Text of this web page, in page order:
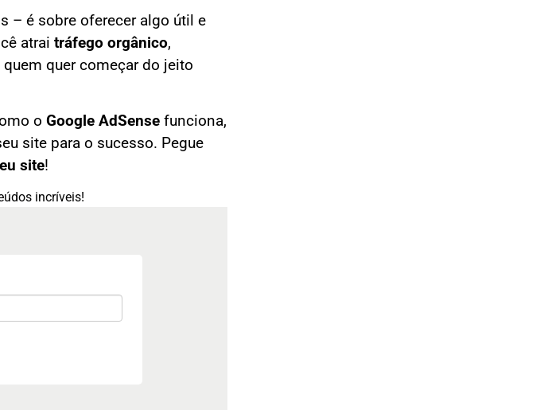
– é sobre oferecer algo útil e
atrai tráfego orgânico,
quer começar do jeito
o Google AdSense funciona,
site para o sucesso. Pegue
site!
incríveis!